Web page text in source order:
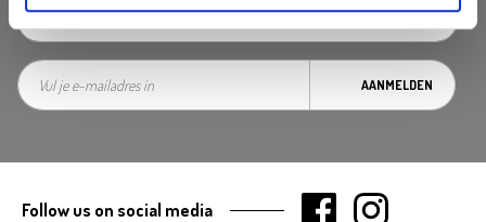
AANMELDEN
Follow us on social media